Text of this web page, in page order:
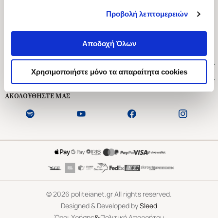
Προβολή λεπτομερειών
Αποδοχή Όλων
Χρησιμοποιήστε μόνο τα απαραίτητα cookies
Ασκληπιού 1-3, Αθήνα 106 79
Δευτέρα - Παρασκευή 09:00-21:00
Εξυπηρέτηση Πελατών
ΑΚΟΛΟΥΘΗΣΤΕ ΜΑΣ
©2026 politeianet.gr All rights reserved.
Designed & Developed bySleed